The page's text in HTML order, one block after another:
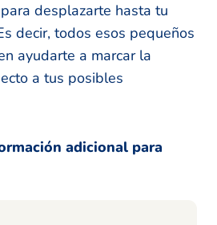
desplazarte hasta tu
decir, todos esos pequeños
ayudarte a marcar la
a tus posibles
adicional para